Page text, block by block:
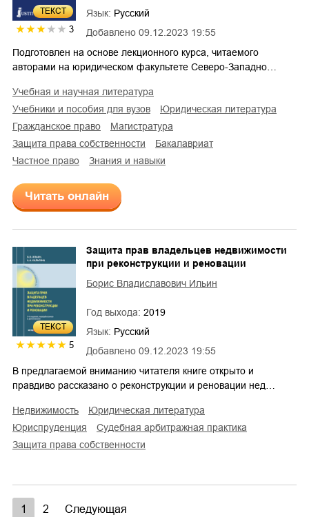
ТЕКСТ
3 Добавлено 09.12.2023 19:55
Язык: Русский
Подготовлен на основе лекционного курса, читаемого
авторами на юридическом факультете Северо-Западно…
учебная и научная литература
учебники и пособия для вузов
юридическая литература
гражданское право
магистратура
защита права собственности
бакалавриат
частное право
знания и навыки
Читать онлайн
ТЕКСТ
5
Добавлено 09.12.2023 19:55
Защита прав владельцев недвижимости
при реконструкции и реновации
Борис Владиславович Ильин
Год выхода: 2019
Язык: Русский
В предлагаемой вниманию читателя книге открыто и
правдиво рассказано о реконструкции и реновации нед…
недвижимость
юридическая литература
юриспруденция
судебная арбитражная практика
защита права собственности
1 2 Следующая